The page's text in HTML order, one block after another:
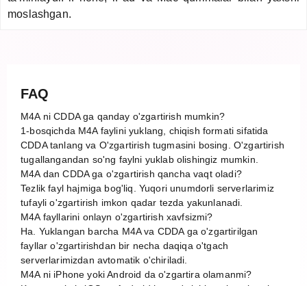
moslashgan.
FAQ
M4A ni CDDA ga qanday o'zgartirish mumkin?
1-bosqichda M4A faylini yuklang, chiqish formati sifatida
CDDA tanlang va O'zgartirish tugmasini bosing. O'zgartirish
tugallangandan so'ng faylni yuklab olishingiz mumkin.
M4A dan CDDA ga o'zgartirish qancha vaqt oladi?
Tezlik fayl hajmiga bog'liq. Yuqori unumdorli serverlarimiz
tufayli o'zgartirish imkon qadar tezda yakunlanadi.
M4A fayllarini onlayn o'zgartirish xavfsizmi?
Ha. Yuklangan barcha M4A va CDDA ga o'zgartirilgan
fayllar o'zgartirishdan bir necha daqiqa o'tgach
serverlarimizdan avtomatik o'chiriladi.
M4A ni iPhone yoki Android da o'zgartira olamanmi?